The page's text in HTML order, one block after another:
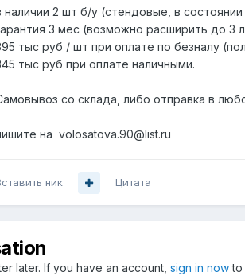
наличии 2 шт б/у (стендовые, в
3 мес (возможно расширить до 3
тыс руб / шт при оплате по безналу
тыс руб при оплате наличными.
со склада, либо отправка в
на volosatova.90@list.ru
ник Цитата
later. If you have an account, sign in nowto